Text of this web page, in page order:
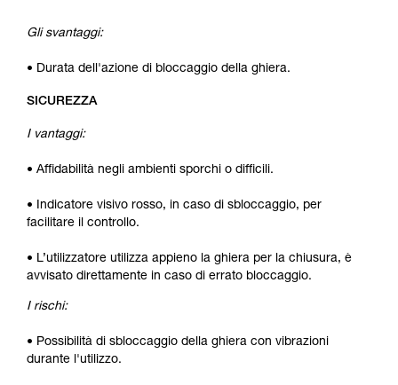
Gli svantaggi:
• Durata dell'azione di bloccaggio della ghiera.
SICUREZZA
I vantaggi:
• Affidabilità negli ambienti sporchi o difficili.
• Indicatore visivo rosso, in caso di sbloccaggio, per
facilitare il controllo.
• L’utilizzatore utilizza appieno la ghiera per la chiusura, è
avvisato direttamente in caso di errato bloccaggio.
I rischi:
• Possibilità di sbloccaggio della ghiera con vibrazioni
durante l'utilizzo.